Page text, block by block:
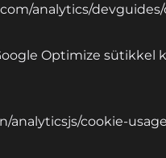
analytics/
Optimize sütikkel
analyticsjs/cookie-